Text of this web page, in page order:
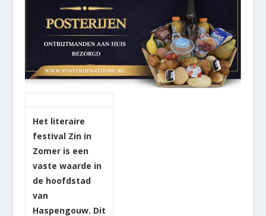
Het literaire
festival Zin in
Zomer is een
vaste waarde in
de hoofdstad
van
Haspengouw. Dit